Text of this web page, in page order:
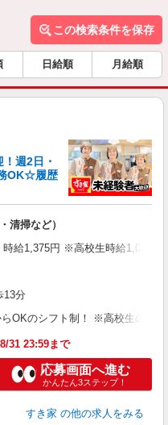
この検索条件を保存
日給順 月給順
週2日・
OK☆履歴
清掃など）
給1,375円 ※高校生時給1,050
13分
OKのシフト制！ ※高校生のシ
31 23:59まで
応募画面へ進む
かんたん3ステップ！
すき家 の他の求人をみる